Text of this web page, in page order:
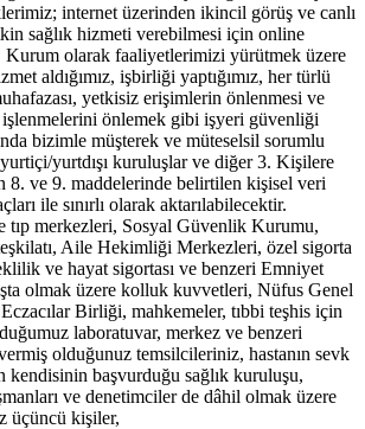
internet üzerinden ikincil görüş ve canlı
sağlık hizmeti verebilmesi için online
olarak faaliyetlerimizi yürütmek üzere
aldığımız, işbirliği yaptığımız, her türlü
yetkisiz erişimlerin önlenmesi ve
işlenmelerini önlemek gibi işyeri güvenliği
bizimle müşterek ve müteselsil sorumlu
yurtdışı kuruluşlar ve diğer 3. Kişilere
8. ve 9. maddelerinde belirtilen kişisel veri
ile sınırlı olarak aktarılabilecektir.
merkezleri, Sosyal Güvenlik Kurumu,
Aile Hekimliği Merkezleri, özel sigorta
ve hayat sigortası ve benzeri Emniyet
olmak üzere kolluk kuvvetleri, Nüfus Genel
Birliği, mahkemeler, tıbbi teşhis için
laboratuvar, merkez ve benzeri
olduğunuz temsilcileriniz, hastanın sevk
kendisinin başvurduğu sağlık kuruluşu,
ve denetimciler de dâhil olmak üzere
üçüncü kişiler,